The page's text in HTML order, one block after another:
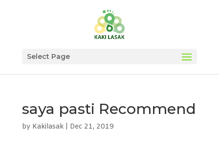
Select Page
saya pasti Recommend
by Kakilasak| Dec 21, 2019